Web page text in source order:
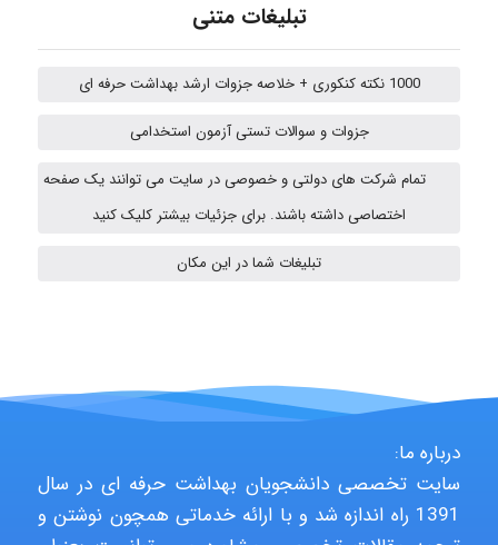
HaddadiMahsa
Niloofar
تبلیغات متنی
1000 نکته کنکوری + خلاصه جزوات ارشد بهداشت حرفه ای
جزوات و سوالات تستی آزمون استخدامی
تمام شرکت های دولتی و خصوصی در سایت می توانند یک صفحه
اختصاصی داشته باشند. برای جزئیات بیشتر کلیک کنید
تبلیغات شما در این مکان
درباره ما:
سایت تخصصی دانشجویان بهداشت حرفه ای در سال
1391 راه اندازه شد و با ارائه خدماتی همچون نوشتن و